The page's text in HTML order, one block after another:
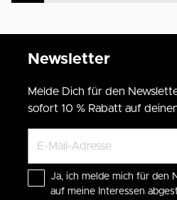
Newsletter
Melde Dich für den
sofort 10 % Rabatt auf
Ja, ich melde mich für den
auf meine Interessen